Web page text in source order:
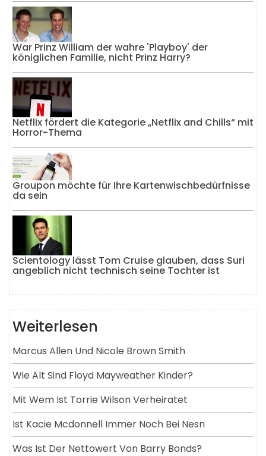
War Prinz William der wahre 'Playboy' der
königlichen Familie, nicht Prinz Harry?
Netflix fördert die Kategorie „Netflix and Chills“ mit
Horror-Thema
Groupon möchte für Ihre Kartenwischbedürfnisse
da sein
Scientology lässt Tom Cruise glauben, dass Suri
angeblich nicht technisch seine Tochter ist
Weiterlesen
Marcus Allen Und Nicole Brown Smith
Wie Alt Sind Floyd Mayweather Kinder?
Mit Wem Ist Torrie Wilson Verheiratet
Ist Kacie Mcdonnell Immer Noch Bei Nesn
Was Ist Der Nettowert Von Barry Bonds?